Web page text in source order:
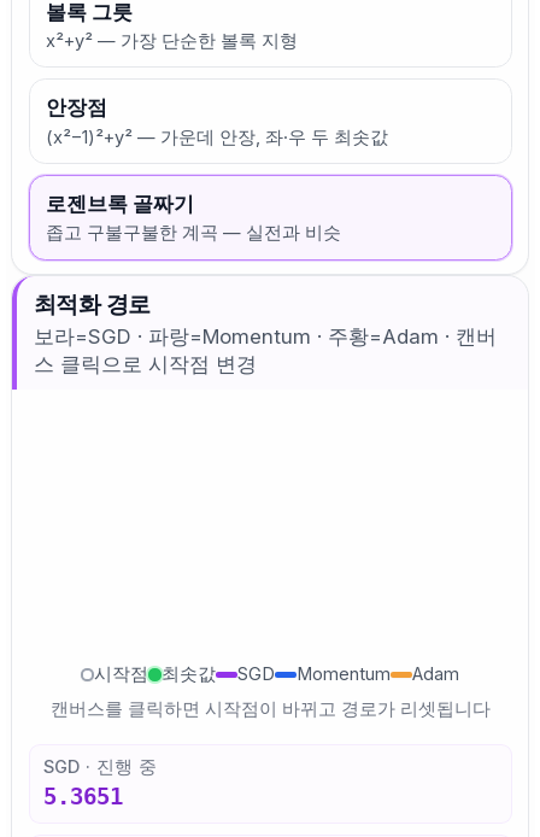
볼록 그릇
x²+y² — 가장 단순한 볼록 지형
안장점
(x²−1)²+y² — 가운데 안장, 좌·우 두 최솟값
로젠브록 골짜기
좁고 구불구불한 계곡 — 실전과 비슷
최적화 경로
보라=SGD · 파랑=Momentum · 주황=Adam · 캔버
스 클릭으로 시작점 변경
시작점 최솟값 SGD Momentum
Adam
캔버스를 클릭하면 시작점이 바뀌고 경로가 리셋됩니다
SGD · 진행 중
5.3651